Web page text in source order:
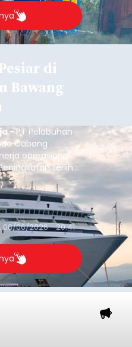
di
Bawang
-PT Pelabuhan
Cabang
operasional
terlihat
1,48 juta Gross
persen
tahun lalu
GT.
08/06/2026 - 20:41